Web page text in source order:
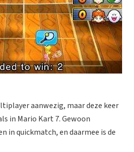
aanwezig, maar deze keer
in Mario Kart 7. Gewoon
in quickmatch, en daarmee is de